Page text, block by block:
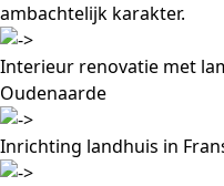
ambachtelijk karakter.
Interieur renovatie met
Oudenaarde
Inrichting landhuis in